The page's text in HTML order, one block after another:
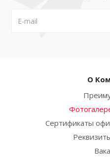
О
Сертификаты